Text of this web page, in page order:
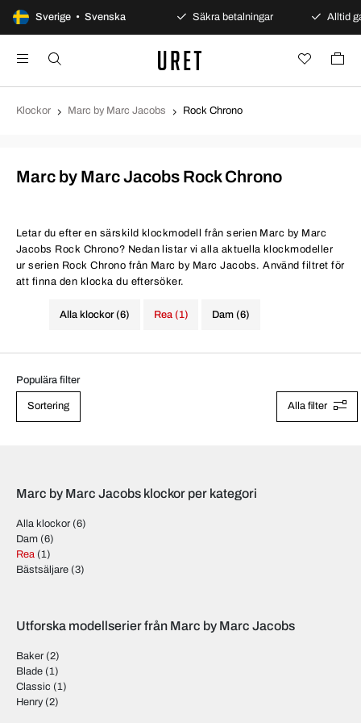
Sverige • Svenska
100 dagars öppet köp Säkra betalningar Alltid
Klockor Marc by Marc Jacobs Rock Chrono
Marc by Marc Jacobs Rock Chrono
Letar du efter en särskild klockmodell från serien Marc by Marc
Jacobs Rock Chrono? Nedan listar vi alla aktuella klockmodeller
ur serien Rock Chrono från Marc by Marc Jacobs. Använd filtret för
att finna den klocka du eftersöker.
Alla klockor (6) Dam (6)
Rea (1)
Populära filter
Sortering Alla filter
Marc by Marc Jacobs klockor per kategori
Alla klockor (6)
Dam (6)
Rea (1)
Bästsäljare (3)
Utforska modellserier från Marc by Marc Jacobs
Baker (2)
Blade (1)
Classic (1)
Henry(2)